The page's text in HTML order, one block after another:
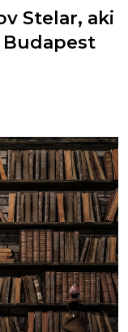
Stelar, aki